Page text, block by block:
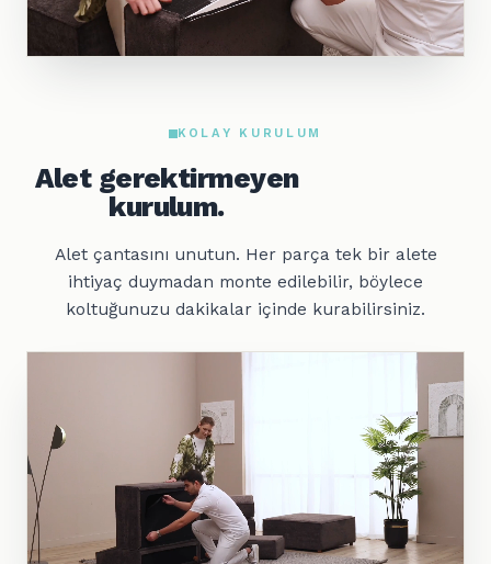
KOLAY KURULUM
Alet gerektirmeyen
kurulum.
Alet çantasını unutun. Her parça tek bir alete
ihtiyaç duymadan monte edilebilir, böylece
koltuğunuzu dakikalar içinde kurabilirsiniz.